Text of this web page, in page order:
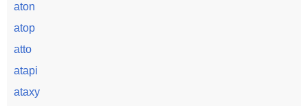
aton
atop
atto
atapi
ataxy